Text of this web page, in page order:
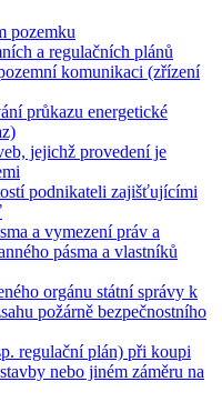
pozemku
a regulačních plánů
komunikaci (zřízení
průkazu energetické
jejichž provedení je
podnikateli zajišťujícími
a vymezení práv a
pásma a vlastníků
orgánu státní správy k
požárně bezpečnostního
regulační plán) při koupi
nebo jiném záměru na